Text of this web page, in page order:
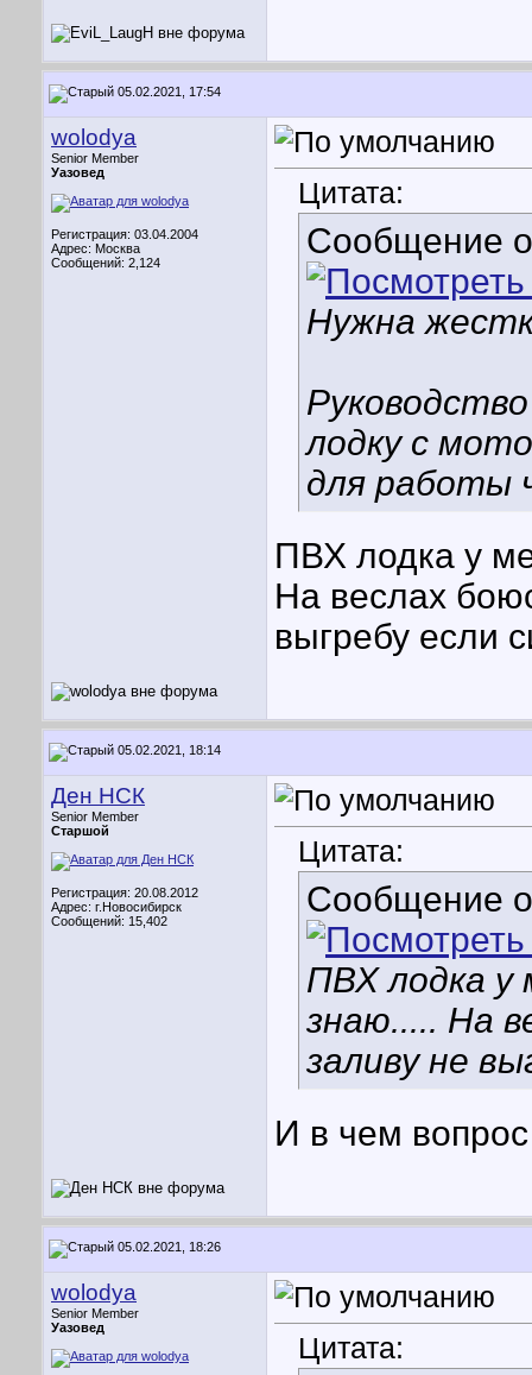
05.02.2021, 17:54
wolodya
Senior Member
Уазовед
Регистрация: 03.04.2004
Адрес: Москва
Сообщений: 2,124
Цитата:
Сообщение
Нужна
лодку с
для работы
ПВХ лодка у
На веслах
выгребу если
05.02.2021, 18:14
Ден НСК
Senior Member
Старшой
Регистрация: 20.08.2012
Адрес: г.Новосибирск
Сообщений: 15,402
Цитата:
Сообщение
ПВХ лодка у
знаю..... На
заливу не
И в чем
05.02.2021, 18:26
wolodya
Senior Member
Уазовед
Цитата: